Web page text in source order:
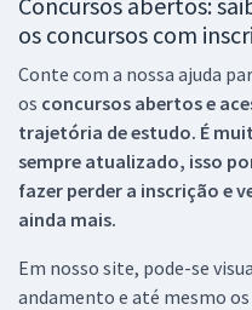
os concursos com
Conte com a nossa ajuda
os concursos abertos e
trajetória de estudo. É
sempre atualizado, isso
fazer perder a inscrição e
ainda mais.
Em nosso site, pode-se
andamento e até mesmo